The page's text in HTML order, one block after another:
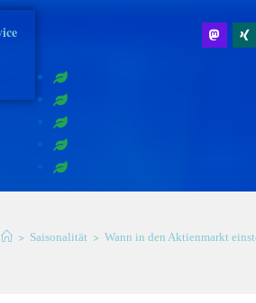
> Saisonalität > Wann in den Aktienmarkt